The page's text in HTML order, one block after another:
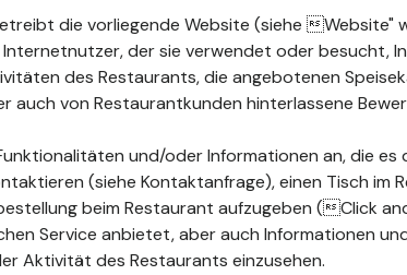
die vorliegende Website (siehe Website"
der sie verwendet oder besucht,
des Restaurants, die angebotenen
auch von Restaurantkunden hinterlassene
und/oder Informationen an, die es
(siehe Kontaktanfrage), einen Tisch im
beim Restaurant aufzugeben (Click
Service anbietet, aber auch Informationen
Aktivität des Restaurants einzusehen.